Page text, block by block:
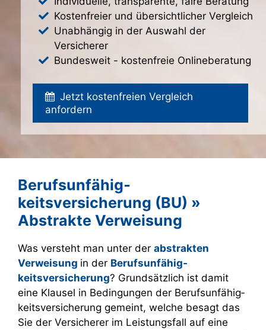
Kostenfreier und übersichtlicher Vergleich
Unabhängig in der Auswahl der
Versicherer
Bundesweit - kostenfreie Onlineberatung
Jetzt kostenfreien Vergleich
anfordern
Berufs­unfähig­
keitsversicherung (BU) »
Abstrakte Verweisung
Was versteht man unter der abstrakten
Verweisung in der Berufs­unfähig­
keitsversicherung? Grundsätzlich ist damit
eine Klausel in Bedingungen der Berufs­unfähig­
keitsversicherung gemeint, welche besagt das
Sie der Versicherer im Leistungsfall auf eine